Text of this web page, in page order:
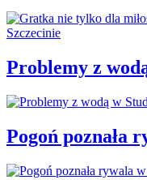
Problemy z
Pogoń poznała